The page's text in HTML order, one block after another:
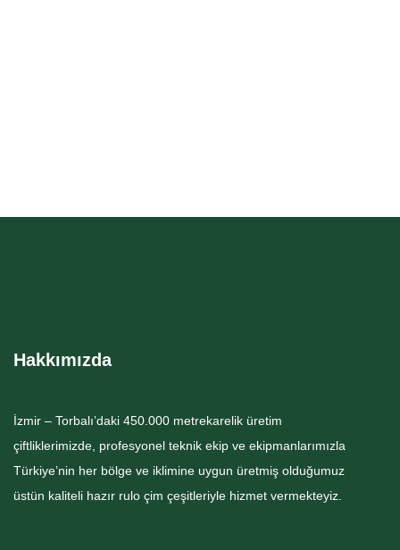
Hakkımızda
İzmir – Torbalı’daki 450.000 metrekarelik üretim
çiftliklerimizde, profesyonel teknik ekip ve ekipmanlarımızla
Türkiye’nin her bölge ve iklimine uygun üretmiş olduğumuz
üstün kaliteli hazır rulo çim çeşitleriyle hizmet vermekteyiz.